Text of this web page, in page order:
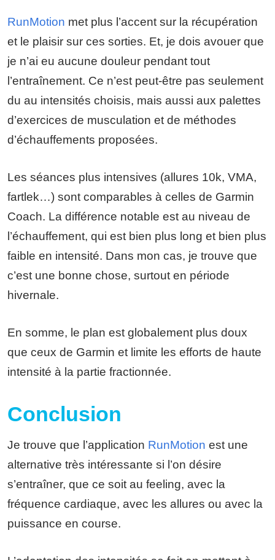
RunMotion met plus l’accent sur la récupération
et le plaisir sur ces sorties. Et, je dois avouer que
je n’ai eu aucune douleur pendant tout
l’entraînement. Ce n’est peut-être pas seulement
du au intensités choisis, mais aussi aux palettes
d’exercices de musculation et de méthodes
d’échauffements proposées.
Les séances plus intensives (allures 10k, VMA,
fartlek…) sont comparables à celles de Garmin
Coach. La différence notable est au niveau de
l’échauffement, qui est bien plus long et bien plus
faible en intensité. Dans mon cas, je trouve que
c’est une bonne chose, surtout en période
hivernale.
En somme, le plan est globalement plus doux
que ceux de Garmin et limite les efforts de haute
intensité à la partie fractionnée.
Conclusion
Je trouve que l’application RunMotion est une
alternative très intéressante si l’on désire
s’entraîner, que ce soit au feeling, avec la
fréquence cardiaque, avec les allures ou avec la
puissance en course.